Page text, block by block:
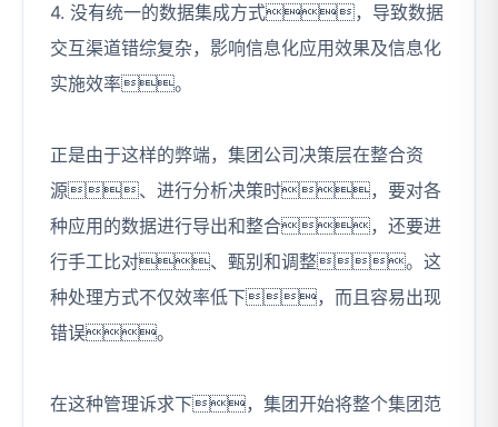
4. 没有统一的数据集成方式，导致数据
交互渠道错综复杂，影响信息化应用效果及信息化
实施效率。
正是由于这样的弊端，集团公司决策层在整合资
源、进行分析决策时，要对各
种应用的数据进行导出和整合，还要进
行手工比对、甄别和调整。这
种处理方式不仅效率低下，而且容易出现
错误。
在这种管理诉求下，集团开始将整个集团范